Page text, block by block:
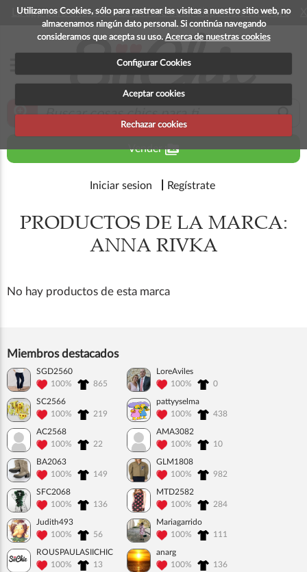
Utilizamos Cookies, sólo para rastrear las visitas a nuestro sitio web, no
almacenamos ningún dato personal. Si continúa navegando
consideramos que acepta su uso. Acerca de nuestras cookies
Configurar Cookies
Aceptar cookies
Rechazar cookies
La app para android esta en fase beta, disponible en breve
zoom_in search
Venderperm_media
Iniciar sesion Regístrate
PRODUCTOS DE LA MARCA:
ANNA RIVKA
No hay productos de esta marca
Miembros destacados
SGD2560
100%
865
LoreAviles
100%
0
SC2566
100%
219
pattyyselma
100%
438
AC2568
100%
22
AMA3082
100%
10
BA2063
100%
149
GLM1808
100%
982
SFC2068
100%
136
MTD2582
100%
284
Judith493
100%
56
Mariagarrido
100%
111
ROUSPAULASIICHIC
100%
13
anarg
100%
136